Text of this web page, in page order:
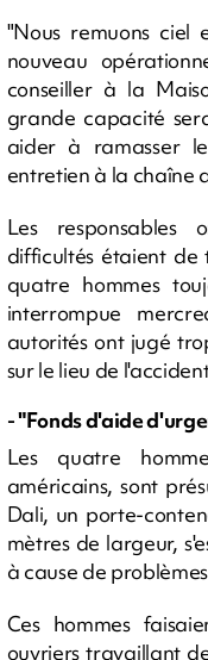
"Nous remuons
nouveau
conseiller à la
grande capacité
aider à ramasser
entretien à la chaîne
Les responsables
difficultés étaient de
quatre hommes
interrompue
autorités ont jugé
sur le lieu de
- "Fonds d'aide
Les quatre
américains, sont
Dali, un porte-
mètres de largeur,
à cause de
Ces hommes
ouvriers travaillant